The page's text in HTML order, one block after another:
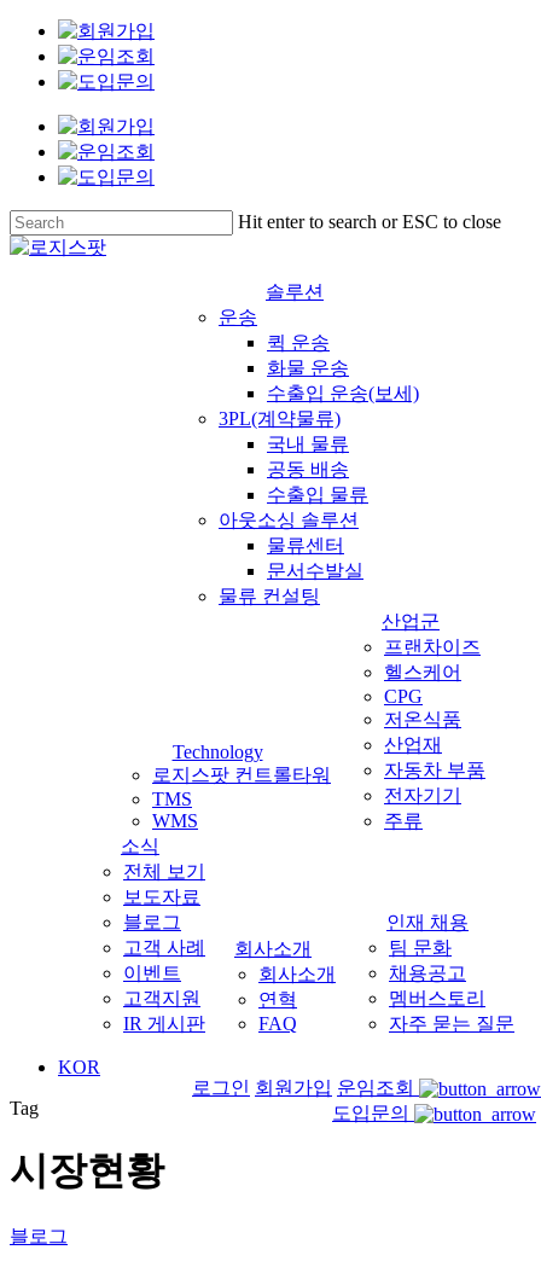
Skip
content
Hit enter to search or ESC to close
Close
솔루션
운송
퀵 운송
화물 운송
수출입 운송(보세)
3PL(계약물류)
국내 물류
공동 배송
수출입 물류
아웃소싱 솔루션
물류센터
문서수발실
물류 컨설팅
Technology
로지스팟 컨트롤타워
TMS
WMS
산업군
프랜차이즈
헬스케어
CPG
저온식품
산업재
자동차 부품
전자기기
주류
소식
전체 보기
보도자료
블로그
고객 사례
이벤트
고객지원
IR 게시판
회사소개
회사소개
연혁
FAQ
인재 채용
팀 문화
채용공고
멤버스토리
자주 묻는 질문
로그인 회원가입 운임조회
도입문의
KOR
Tag
시장현황
새
블로그